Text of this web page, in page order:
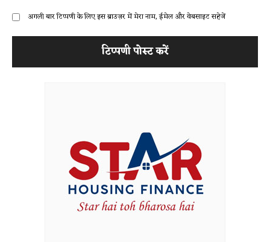
अगली बार टिप्पणी के लिए इस ब्राउज़र में मेरा नाम, ईमेल और वेबसाइट सहेजें